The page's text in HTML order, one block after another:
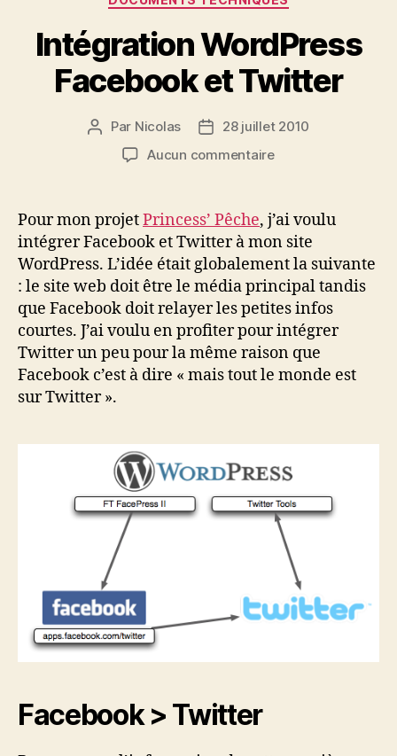
Intégration WordPress
Facebook et Twitter
Auteur
l’article
Par Nicolas
Date28 juillet 2010
Aucun commentairesur
Facebook
Twitter
Pour mon projetPrincess’ Pêche, j’ai voulu
intégrer Facebook et Twitter à mon site
WordPress. L’idée était globalement la suivante
: le site web doit être le média principal tandis
que Facebook doit relayer les petites infos
courtes. J’ai voulu en profiter pour intégrer
Twitter un peu pour la même raison que
Facebook c’est à dire « mais tout le monde est
sur Twitter ».
Facebook > Twitter